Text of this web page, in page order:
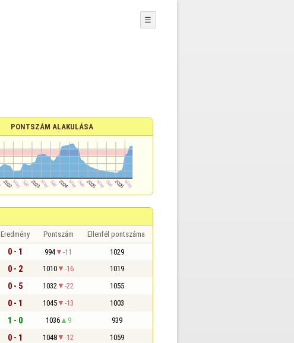
☰
PONTSZÁM ALAKULÁSA
Eredmény Pontszám Ellenfél pontszáma
0 - 1 994 -11 1029
0 - 2 1010 -16 1019
0 - 5 1032 -22 1055
0 - 1 1045 -13 1003
1 - 0 1036 9 939
0 - 1 1048 -12 1059